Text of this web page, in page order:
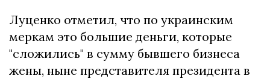
Луценко отметил, что по украинским
меркам это большие деньги, которые
"сложились" в сумму бывшего бизнеса
жены, ныне представителя президента в